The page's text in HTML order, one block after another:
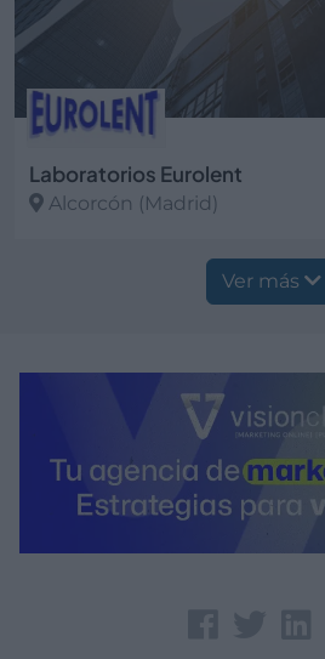
Laboratorios Eurolent
Alcorcón (Madrid)
Ver más